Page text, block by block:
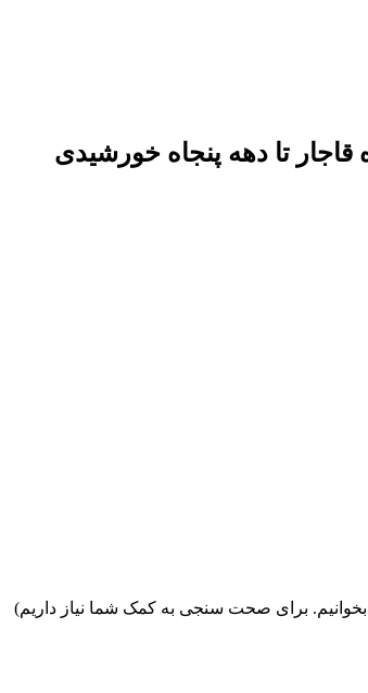
تا دهه پنجاه خورشیدی
برای صحت سنجی به کمک شما نیاز داریم)